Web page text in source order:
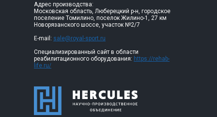
Адрес производства:
Московская область, Люберецкий р-н, городское
поселение Томилино, поселок Жилино-1, 27 км
Новорязанского шоссе, участок №2/7
E-mail: sale@royal-sport.ru
Специализированный сайт в области
реабилитационного оборудования: https://rehab-
life.ru/